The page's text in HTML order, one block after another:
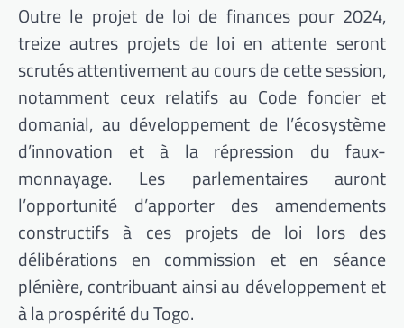
Outre le projet de loi de finances pour 2024,
treize autres projets de loi en attente seront
scrutés attentivement au cours de cette session,
notamment ceux relatifs au Code foncier et
domanial, au développement de l’écosystème
d’innovation et à la répression du faux-
monnayage. Les parlementaires auront
l’opportunité d’apporter des amendements
constructifs à ces projets de loi lors des
délibérations en commission et en séance
plénière, contribuant ainsi au développement et
à la prospérité du Togo.